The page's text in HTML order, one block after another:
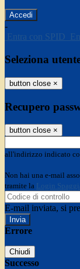
-
Entra con SPID
Seleziona
button close ×
Recupero
button close ×
all'indirizzo indicato
Non hai una e-mail
tramite la Login
E-mail inviata, si
Errore
Chiudi
Successo